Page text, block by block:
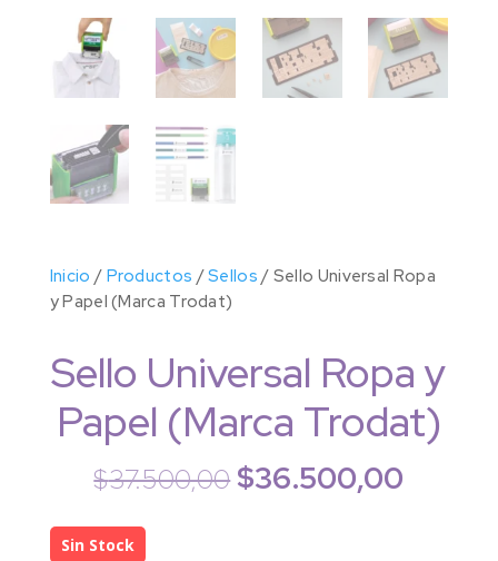
Inicio / Productos /Sellos / Sello Universal Ropa
y Papel (Marca Trodat)
Sello Universal Ropa y
Papel (Marca Trodat)
$37.500,00 El
$36.500,00
Sin Stock